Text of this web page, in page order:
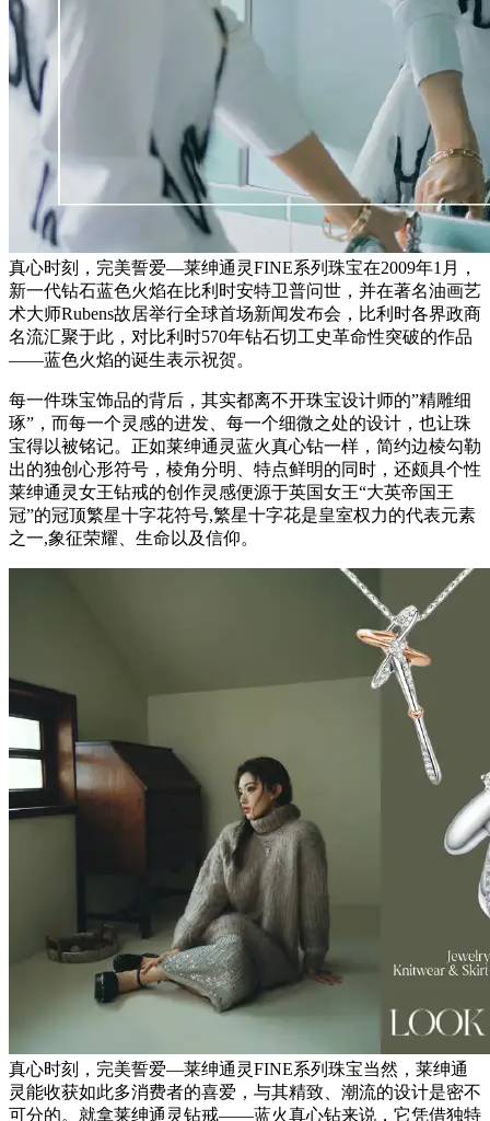
真心时刻，完美誓爱—莱绅通灵FINE系列珠宝在2009年1月，
新一代钻石蓝色火焰在比利时安特卫普问世，并在著名油画艺
术大师Rubens故居举行全球首场新闻发布会，比利时各界政商
名流汇聚于此，对比利时570年钻石切工史革命性突破的作品
——蓝色火焰的诞生表示祝贺。
每一件珠宝饰品的背后，其实都离不开珠宝设计师的”精雕细
琢”，而每一个灵感的进发、每一个细微之处的设计，也让珠
宝得以被铭记。正如莱绅通灵蓝火真心钻一样，简约边棱勾勒
出的独创心形符号，棱角分明、特点鲜明的同时，还颇具个性
莱绅通灵女王钻戒的创作灵感便源于英国女王“大英帝国王
冠”的冠顶繁星十字花符号,繁星十字花是皇室权力的代表元素
之一,象征荣耀、生命以及信仰。
真心时刻，完美誓爱—莱绅通灵FINE系列珠宝当然，莱绅通
灵能收获如此多消费者的喜爱，与其精致、潮流的设计是密不
可分的。就拿莱绅通灵钻戒——蓝火真心钻来说，它凭借独特